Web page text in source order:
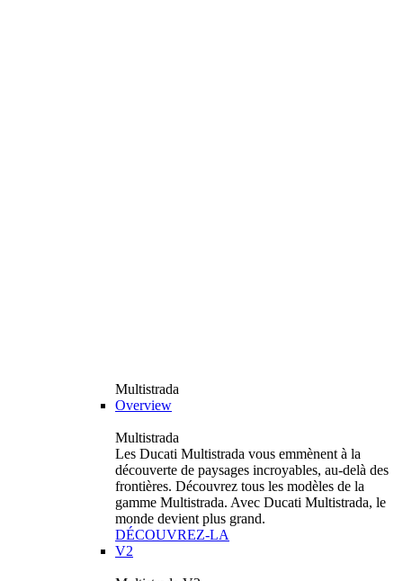
Multistrada
Overview
Multistrada
Les Ducati Multistrada vous emmènent à la
découverte de paysages incroyables, au-delà des
frontières. Découvrez tous les modèles de la
gamme Multistrada. Avec Ducati Multistrada, le
monde devient plus grand.
DÉCOUVREZ-LA
V2